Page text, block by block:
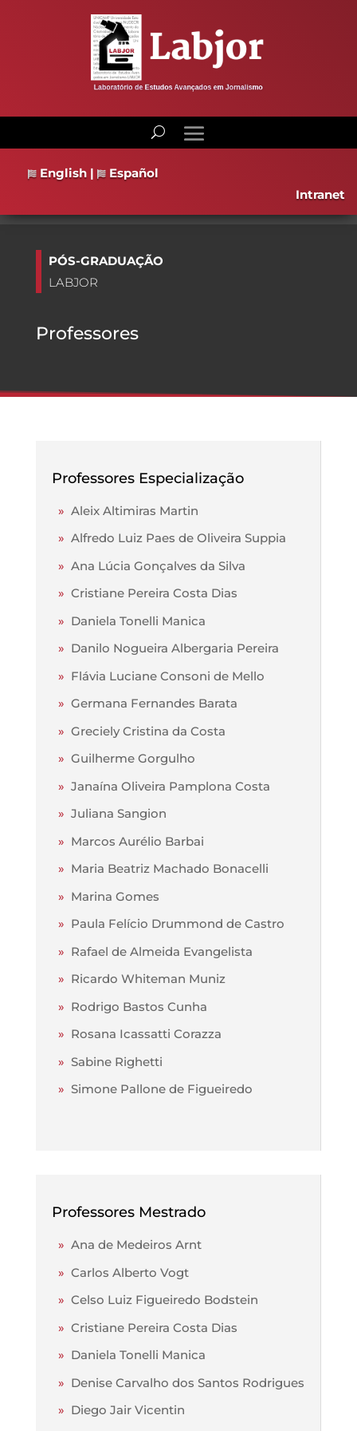
English |
Español
Intranet
PÓS-GRADUAÇÃO
LABJOR
Professores
Professores Especialização
» Aleix Altimiras Martin
» Alfredo Luiz Paes de Oliveira Suppia
» Ana Lúcia Gonçalves da Silva
» Cristiane Pereira Costa Dias
» Daniela Tonelli Manica
» Danilo Nogueira Albergaria Pereira
» Flávia Luciane Consoni de Mello
» Germana Fernandes Barata
» Greciely Cristina da Costa
» Guilherme Gorgulho
» Janaína Oliveira Pamplona Costa
» Juliana Sangion
» Marcos Aurélio Barbai
» Maria Beatriz Machado Bonacelli
» Marina Gomes
» Paula Felício Drummond de Castro
» Rafael de Almeida Evangelista
» Ricardo Whiteman Muniz
» Rodrigo Bastos Cunha
» Rosana Icassatti Corazza
» Sabine Righetti
» Simone Pallone de Figueiredo
Professores Mestrado
» Ana de Medeiros Arnt
» Carlos Alberto Vogt
» Celso Luiz Figueiredo Bodstein
» Cristiane Pereira Costa Dias
» Daniela Tonelli Manica
» Denise Carvalho dos Santos Rodrigues
» Diego Jair Vicentin